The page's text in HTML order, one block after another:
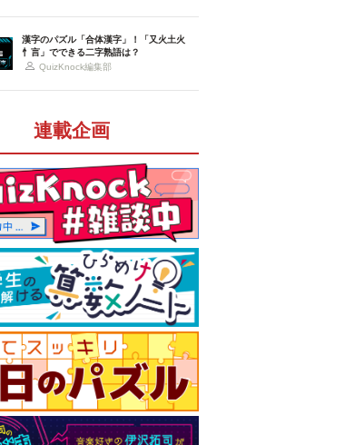
漢字のパズル「合体漢字」！「又火土火
忄言」でできる二字熟語は？
QuizKnock編集部
連載企画